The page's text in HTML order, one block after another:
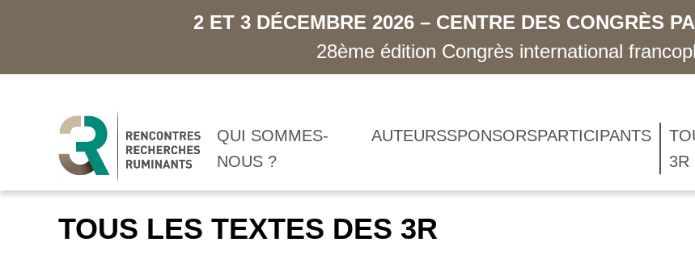
2 ET 3 DÉCEMBRE 2026 – CENTRE DES CONGRÈS
28ème édition Congrès international
QUI SOMMES-
NOUS ?
AUTEURSSPONSORSPARTICIPANTS
3R
TOUS LES TEXTES DES 3R